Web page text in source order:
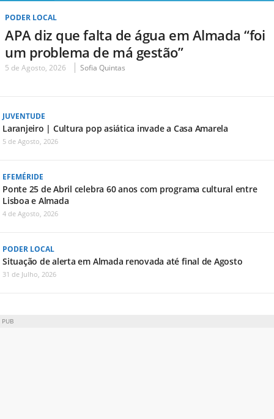
PODER LOCAL
APA diz que falta de água em Almada “foi
um problema de má gestão”
5 de Agosto, 2026 Sofia Quintas
JUVENTUDE
Laranjeiro | Cultura pop asiática invade a Casa Amarela
5 de Agosto, 2026
EFEMÉRIDE
Ponte 25 de Abril celebra 60 anos com programa cultural entre
Lisboa e Almada
4 de Agosto, 2026
PODER LOCAL
Situação de alerta em Almada renovada até final de Agosto
31 de Julho, 2026
PUB